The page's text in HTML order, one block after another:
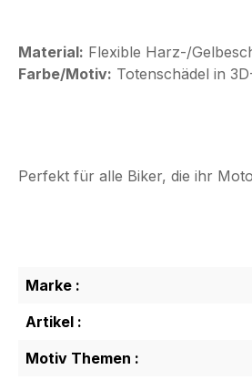
Material: Flexible Harz-/
Farbe/Motiv: Totenschädel in
Perfekt für alle Biker, die ihr
Marke :
Artikel :
Motiv Themen :